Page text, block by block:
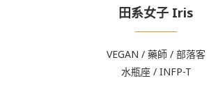
田系女子 Iris
VEGAN / 藥師 / 部落客
水瓶座 / INFP-T